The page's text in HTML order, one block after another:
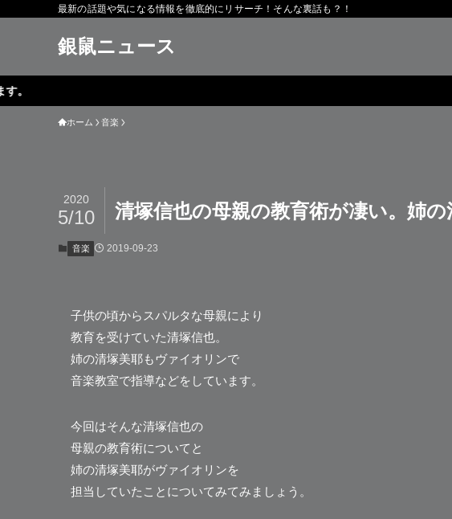
最新の話題や気になる情報を徹底的にリサーチ！そんな裏話も？！
銀鼠ニュース
ホーム 音楽
清塚信也の母親の教育術が凄い。姉
2020
5/10
音楽 2019-09-23
子供の頃からスパルタな母親により
教育を受けていた清塚信也。
姉の清塚美耶もヴァイオリンで
音楽教室で指導などをしています。
今回はそんな清塚信也の
母親の教育術についてと
姉の清塚美耶がヴァイオリンを
担当していたことについてみてみましょう。